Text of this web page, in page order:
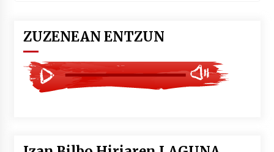
ZUZENEAN ENTZUN